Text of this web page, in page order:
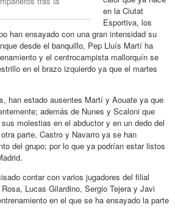
en la Ciutat
Esportiva, los
han ensayado con una gran intensidad su
desde el banquillo, Pep Lluís Martí ha
y el centrocampista mallorquín se
en el brazo izquierdo ya que el martes
han estado ausentes Martí y Aouate ya que
además de Nunes y Scaloni que
molestias en el abductor y en un dedo del
parte, Castro y Navarro ya se han
del grupo; por lo que ya podrían estar listos
contar con varios jugadores del filial
Lucas Gilardino, Sergio Tejera y Javi
en el que se ha ensayado la parte